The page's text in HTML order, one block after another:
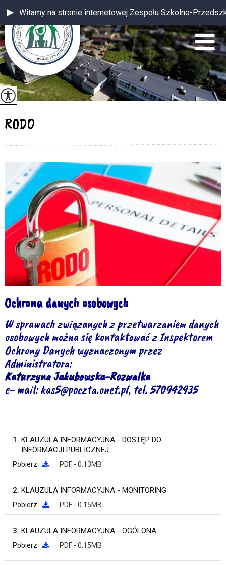
Witamy na stronie internetowej Zespołu Szkolno-
RODO
Ochrona danych osobowych
W sprawach związanych z przetwarzaniem danych
osobowych można się kontaktować z Inspektorem
Ochrony Danych wyznaczonym przez
Administratora:
Katarzyna Jakubowska-Rozwalka
e- mail: kas5@poczta.onet.pl, tel. 570942935
1. KLAUZULA INFORMACYJNA - DOSTĘP DO
INFORMACJI PUBLICZNEJ
Pobierz PDF - 0.13MB
2. KLAUZULA INFORMACYJNA - MONITORING
Pobierz PDF - 0.15MB
3. KLAUZULA INFORMACYJNA - OGÓLONA
Pobierz PDF - 0.15MB